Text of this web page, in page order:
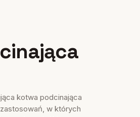
kotwa podcinająca
w których